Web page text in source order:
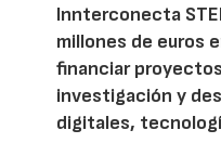
Innterconecta
millones de euros
financiar
investigación y
digitales,